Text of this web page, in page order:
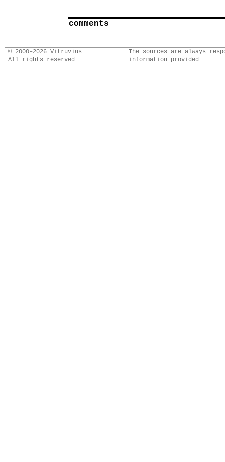
comments
© 2000–2026 Vitruvius
All rights reserved
The sources are always
information provided